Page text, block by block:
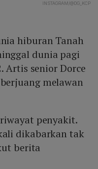
INSTAGRAM/@DG_KCP
hiburan Tanah
dunia pagi
Artis senior Dorce
melawan
penyakit.
dikabarkan tak
berita